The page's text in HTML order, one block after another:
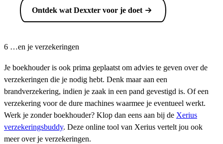
Ontdek wat Dexxter voor je doet
6 …en je verzekeringen
Je boekhouder is ook prima geplaatst om advies te geven over de
verzekeringen die je nodig hebt. Denk maar aan een
brandverzekering, indien je zaak in een pand gevestigd is. Of een
verzekering voor de dure machines waarmee je eventueel werkt.
Werk je zonder boekhouder? Klop dan eens aan bij de Xerius
verzekeringsbuddy. Deze online tool van Xerius vertelt jou ook
meer over je verzekeringen.